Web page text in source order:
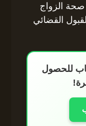
صحة الزواج
القضائي
للحصول